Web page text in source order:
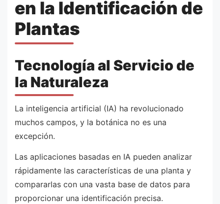
en la Identificación de
Plantas
Tecnología al Servicio de
la Naturaleza
La inteligencia artificial (IA) ha revolucionado
muchos campos, y la botánica no es una
excepción.
Las aplicaciones basadas en IA pueden analizar
rápidamente las características de una planta y
compararlas con una vasta base de datos para
proporcionar una identificación precisa.